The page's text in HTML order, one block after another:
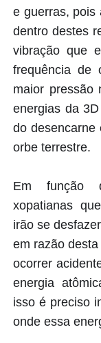
e guerras, pois
dentro destes
vibração que
frequência de
maior pressão
energias da
do
orbe terrestre.
Em função
xopatianas
irão se
em razão
ocorrer
energia
isso é preciso
onde essa